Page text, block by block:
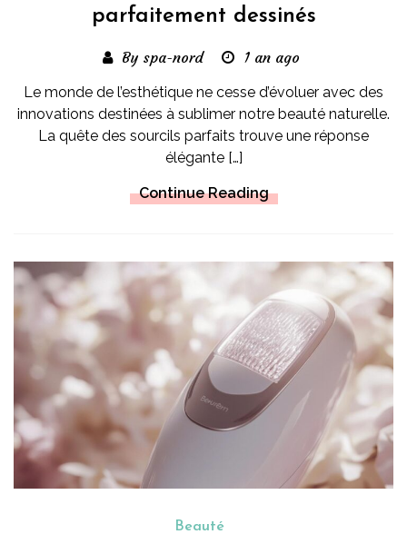
parfaitement dessinés
By spa-nord 1 an ago
Le monde de l’esthétique ne cesse d’évoluer avec des
innovations destinées à sublimer notre beauté naturelle.
La quête des sourcils parfaits trouve une réponse
élégante […]
Continue Reading
Beauté